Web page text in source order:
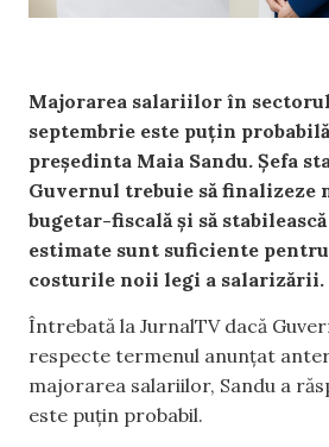
Majorarea salariilor în sectorul
septembrie este puțin
președinta Maia Sandu. Șefa
Guvernul trebuie să
bugetar-fiscală și să
estimate sunt suficiente
costurile noii legi a salarizării.
Întrebată la JurnalTV dacă
respecte termenul anunțat
majorarea salariilor, Sandu a
este puțin probabil.